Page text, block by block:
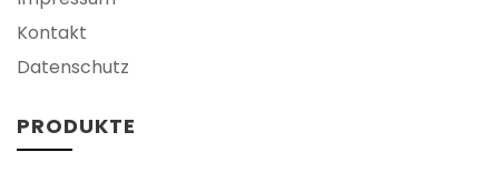
Kontakt
Datenschutz
PRODUKTE